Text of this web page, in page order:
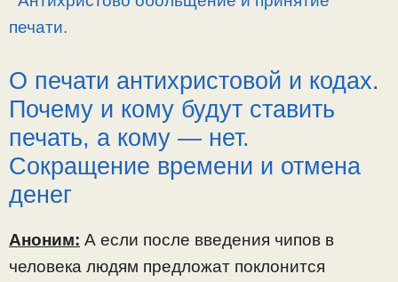
печати.
О печати антихристовой и кодах.
Почему и кому будут ставить
печать, а кому — нет.
Сокращение времени и отмена
денег
Аноним: А если после введения чипов в
человека людям предложат поклонится